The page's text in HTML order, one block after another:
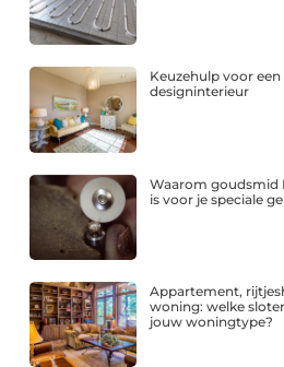
Keuzehulp voor
designinterieur
Waarom goudsmid
is voor je speciale
Appartement,
woning: welke
jouw woningtype?